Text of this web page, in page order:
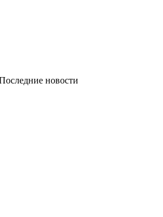
новости